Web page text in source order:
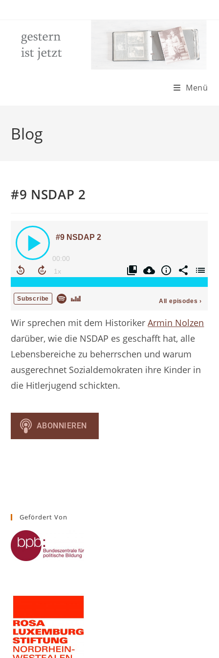
Menü
Blog
#9 NSDAP 2
Wir sprechen mit dem HistorikerArmin Nolzen
darüber, wie die NSDAP es geschafft hat, alle
Lebensbereiche zu beherrschen und warum
ausgerechnet Sozialdemokraten ihre Kinder in
die Hitlerjugend schickten.
Gefördert Von